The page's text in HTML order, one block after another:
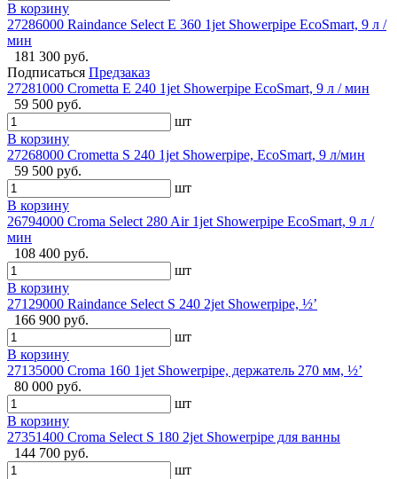
В корзину
27286000 Raindance Select E 360 1jet Showerpipe EcoSmart, 9 л /
мин
181 300 руб.
Подписаться Предзаказ
27281000 Crometta E 240 1jet Showerpipe EcoSmart, 9 л / мин
59 500 руб.
шт
В корзину
27268000 Crometta S 240 1jet Showerpipe, EcoSmart, 9 л/мин
59 500 руб.
шт
В корзину
26794000 Croma Select 280 Air 1jet Showerpipe EcoSmart, 9 л /
мин
108 400 руб.
шт
В корзину
27129000 Raindance Select S 240 2jet Showerpipe, ½’
166 900 руб.
шт
В корзину
27135000 Croma 160 1jet Showerpipe, держатель 270 мм, ½’
80 000 руб.
шт
В корзину
27351400 Croma Select S 180 2jet Showerpipe для ванны
144 700 руб.
шт